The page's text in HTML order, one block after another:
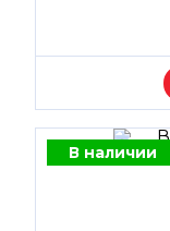
В наличии